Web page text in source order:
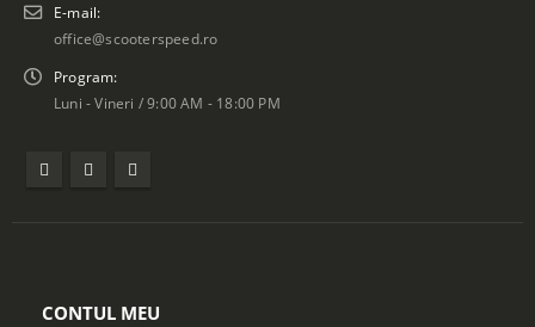
E-mail:
office@scooterspeed.ro
Program:
Luni - Vineri / 9:00 AM - 18:00 PM
CONTUL MEU